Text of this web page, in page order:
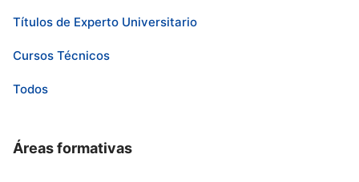
Títulos de Experto Universitario
Cursos Técnicos
Todos
Áreas formativas